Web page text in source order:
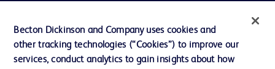
Notre entreprise
Éthique et conformité
Becton Dickinson and Company uses cookies and
other tracking technologies (“Cookies”) to improve our
services, conduct analytics to gain insights about how